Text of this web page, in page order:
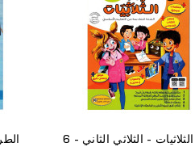
كنوز الثلاثيات - الثلاثي الثاني - 6